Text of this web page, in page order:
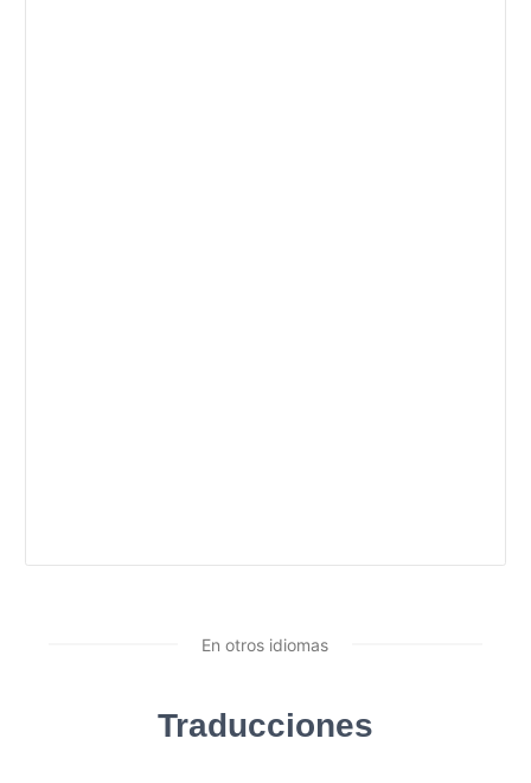
En otros idiomas
Traducciones